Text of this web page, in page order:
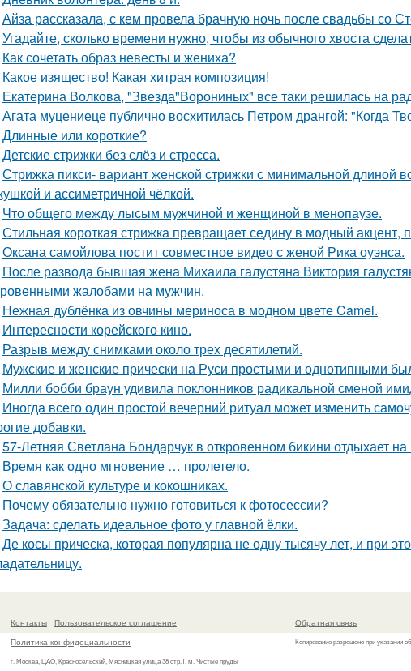
Айза рассказала, с кем провела брачную ночь после свадьбы со
Угадайте, сколько времени нужно, чтобы из обычного хвоста
Как сочетать образ невесты и жениха?
Какое изящество! Какая хитрая композиция!
Екатерина Волкова, "Звезда"Ворониных" все таки решилась на
Агата муцениеце публично восхитилась Петром дрангой: "Когда
Длинные или короткие?
Детские стрижки без слёз и стресса.
Стрижка пикси- вариант женской стрижки с минимальной длиной
и ассиметричной чёлкой.
Что общего между лысым мужчиной и женщиной в менопаузе.
Стильная короткая стрижка превращает седину в модный акцент,
Оксана самойлова постит совместное видео с женой Рика оуэнса.
После развода бывшая жена Михаила галустяна Виктория
жалобами на мужчин.
Нежная дублёнка из овчины мериноса в модном цвете Camel.
Интересности корейского кино.
Разрыв между снимками около трех десятилетий.
Мужские и женские прически на Руси простыми и однотипными
Милли бобби браун удивила поклонников радикальной сменой
Иногда всего один простой вечерний ритуал может изменить
добавки.
57-Летняя Светлана Бондарчук в откровенном бикини отдыхает на
Время как одно мгновение … пролетело.
О славянской культуре и кокошниках.
Почему обязательно нужно готовиться к фотосессии?
Задача: сделать идеальное фото у главной ёлки.
Де косы прическа, которая популярна не одну тысячу лет, и при
Контакты
Пользовательское соглашение
Политика конфидециальности
г. Москва, ЦАО, Красносельский, Мясницкая улица 38 стр.1, м. Чистые пруды
Обратная связь
Копирование разрешено при указании